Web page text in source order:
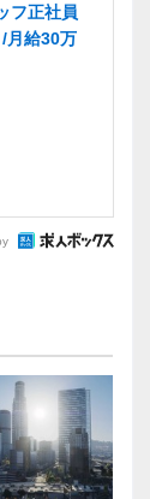
フ正社員
/月給30万